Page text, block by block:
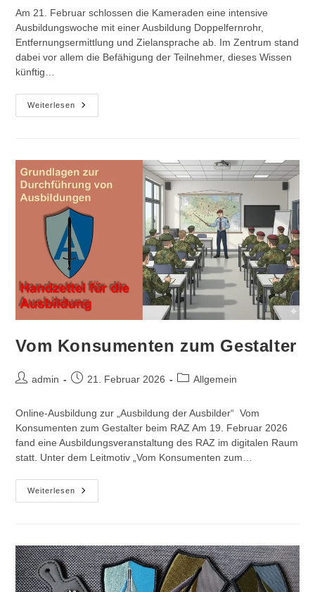
Am 21. Februar schlossen die Kameraden eine intensive
Ausbildungswoche mit einer Ausbildung Doppelfernrohr,
Entfernungsermittlung und Zielansprache ab. Im Zentrum stand
dabei vor allem die Befähigung der Teilnehmer, dieses Wissen
künftig…
Weiterlesen
Ausbildung
Zum
Zielansprache
Vom Konsumenten zum Gestalter
Beitrags-
admin
Beitrag21. Februar 2026
Beitrags-
Allgemein
Online-Ausbildung zur „Ausbildung der Ausbilder“ Vom
Konsumenten zum Gestalter beim RAZ Am 19. Februar 2026
fand eine Ausbildungsveranstaltung des RAZ im digitalen Raum
statt. Unter dem Leitmotiv „Vom Konsumenten zum…
Weiterlesen
Vom
Konsumenten